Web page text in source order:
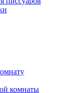
комнаты